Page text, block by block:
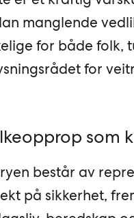
manglende
for både folk,
for
som
består av
på sikkerhet,